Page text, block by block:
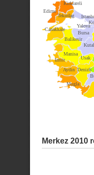
Kirklareli
Edirne
Tekirdag
Canakkale
Balikesir
Bursa
Manisa
Izmir
Aydin
Mugla
Denizli
Usak
Yalova
Merkez 2010